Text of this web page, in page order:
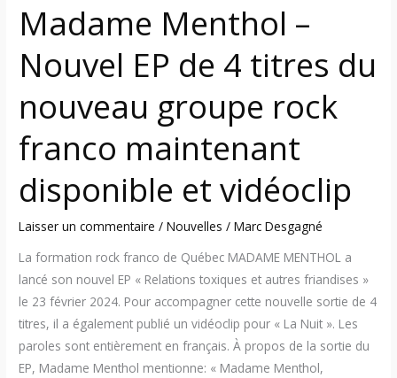
Madame Menthol –
Nouvel EP de 4 titres du
nouveau groupe rock
franco maintenant
disponible et vidéoclip
Laisser un commentaire /Nouvelles /Marc Desgagné
La formation rock franco de Québec MADAME MENTHOL a
lancé son nouvel EP « Relations toxiques et autres friandises »
le 23 février 2024. Pour accompagner cette nouvelle sortie de 4
titres, il a également publié un vidéoclip pour « La Nuit ». Les
paroles sont entièrement en français. À propos de la sortie du
EP, Madame Menthol mentionne: « Madame Menthol,
groupe
rock
franco
maintenant
disponible
vidéoclip